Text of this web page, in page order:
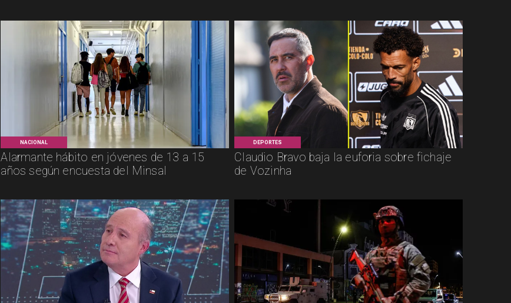
NACIONAL
Alarmante hábito en jóvenes de 13 a 15
años según encuesta del Minsal
DEPORTES
Claudio Bravo baja la euforia sobre fichaje
de Vozinha